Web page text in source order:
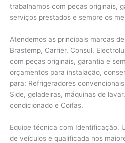
trabalhamos com peças originais,
serviços prestados e sempre os
Atendemos as principais marcas
Brastemp, Carrier, Consul,
com peças originais, garantia e
orçamentos para instalação,
para: Refrigeradores
Side, geladeiras, máquinas de
condicionado e Coifas.
Equipe técnica com Identificação,
de veículos e qualificada nos